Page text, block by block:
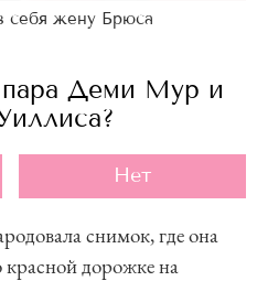
себя жену Брюса
пара Деми Мур и
Нет
снимок, где она
дорожке на